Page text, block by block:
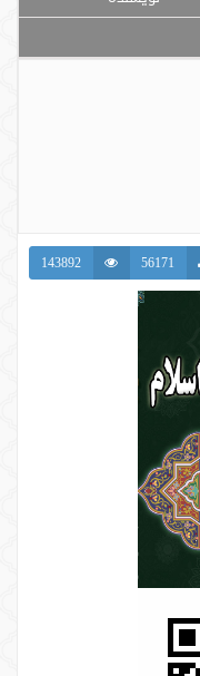
56171
143892